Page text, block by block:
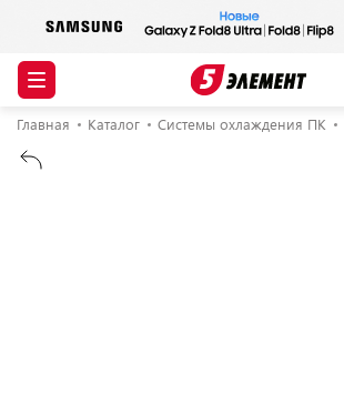
Главная Каталог Системы охлаждения ПК